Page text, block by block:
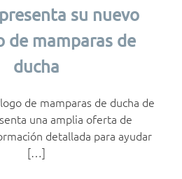
su nuevo
de mamparas de
ducha
de mamparas de ducha de
una amplia oferta de
detallada para ayudar
[…]